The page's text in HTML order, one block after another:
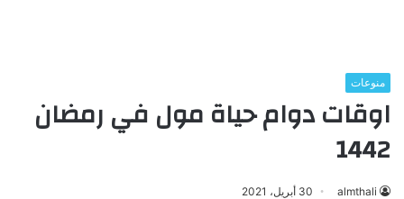
منوعات
اوقات دوام حياة مول في رمضان
1442
almthali 30 أبريل، 2021